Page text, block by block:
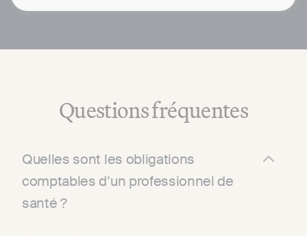
Questions fréquentes
Quelles sont les obligations
comptables d’un professionnel de
santé ?